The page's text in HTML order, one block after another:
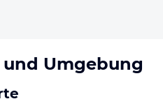
und Umgebung